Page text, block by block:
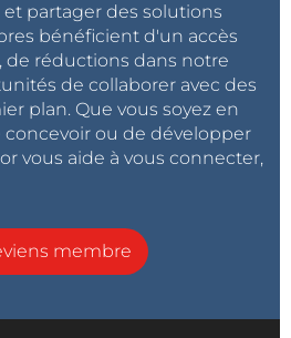
partager des solutions
bénéficient d'un accès
de réductions dans notre
de collaborer avec des
plan. Que vous soyez en
ou de développer
vous aide à vous connecter,
membre